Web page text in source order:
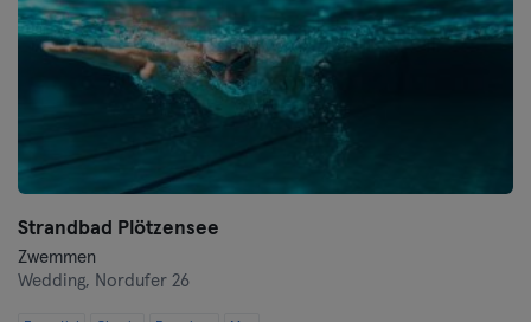
Strandbad Plötzensee
Zwemmen
Wedding, Nordufer 26